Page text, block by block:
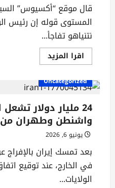
قال موقع “أكسيوس”
المستوى قوله إن رئيس
نتنياهو تفاجأ...
اقرا المزيداقرأ
المزيد
اكسيوس
:
مخاوف
من
إبرام
اتفاق
واشنطن
وطهران
دون
أي
تنازلات
نووية
جادة
Uncategorized
24 مليار دولار
واشنطن وطهران
يونيو 6, 2026
بعد تمسك إيران
في الخارج، عند توقيع
الولايات...